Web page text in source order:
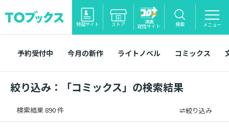
特設サイト ストア 漫画
配信サイト 検索 メニュー
予約受付中 今月の新作 ライトノベル コミックス
絞り込み：「コミックス」の検索結果
検索結果 890 件 絞り込み